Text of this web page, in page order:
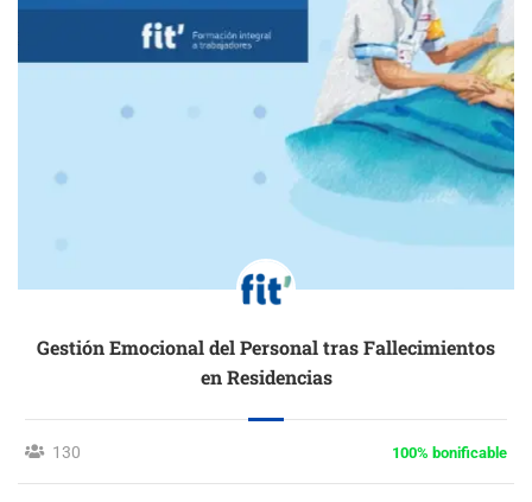
Gestión Emocional del Personal tras Fallecimientos
en Residencias
130 100% bonificable